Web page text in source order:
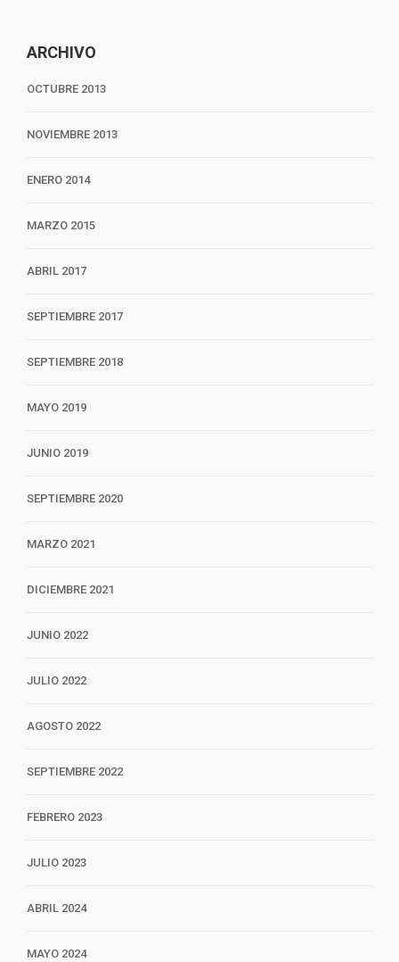
ARCHIVO
OCTUBRE 2013
NOVIEMBRE 2013
ENERO 2014
MARZO 2015
ABRIL 2017
SEPTIEMBRE 2017
SEPTIEMBRE 2018
MAYO 2019
JUNIO 2019
SEPTIEMBRE 2020
MARZO 2021
DICIEMBRE 2021
JUNIO 2022
JULIO 2022
AGOSTO 2022
SEPTIEMBRE 2022
FEBRERO 2023
JULIO 2023
ABRIL 2024
MAYO 2024